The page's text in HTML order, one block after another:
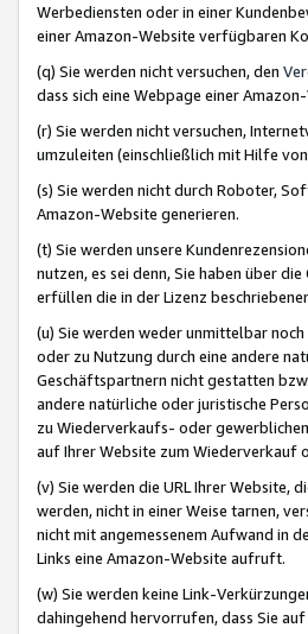
Werbediensten oder in einer
einer Amazon-Website verfügbaren
(q) Sie werden nicht versuchen, den
dass sich eine Webpage einer
(r) Sie werden nicht versuchen,
umzuleiten (einschließlich mit Hilfe
(s) Sie werden nicht durch Roboter,
Amazon-Website generieren.
(t) Sie werden unsere
nutzen, es sei denn, Sie haben über
erfüllen die in der Lizenz
(u) Sie werden weder unmittelbar
oder zu Nutzung durch eine andere
Geschäftspartnern nicht gestatten
andere natürliche oder juristische
zu Wiederverkaufs- oder
auf Ihrer Website zum Wiederverkauf
(v) Sie werden die URL Ihrer Website,
werden, nicht in einer Weise tarnen,
nicht mit angemessenem Aufwand in
Links eine Amazon-Website aufruft.
(w) Sie werden keine Link-
dahingehend hervorrufen, dass Sie